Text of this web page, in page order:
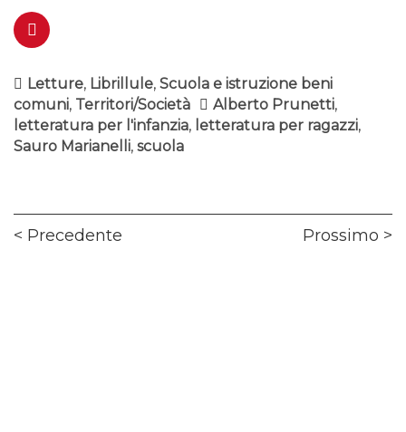
Letture, Librillule, Scuola e istruzione beni
comuni, Territori/Società Alberto Prunetti,
letteratura per l'infanzia, letteratura per ragazzi,
Sauro Marianelli, scuola
Navigazione
Precedente Prossimo